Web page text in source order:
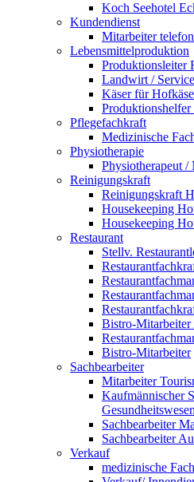
Koch Seehotel
Kundendienst
Mitarbeiter
Lebensmittelproduktion
Produktionsleiter
Landwirt /
Käser für Hofkäse
Produktionshelfer
Pflegefachkraft
Medizinische
Physiotherapie
Physiotherapeut /
Reinigungskraft
Reinigungskraft
Housekeeping
Housekeeping
Restaurant
Stellv.
Bistro-Mitarbeiter
Bistro-Mitarbeiter
Sachbearbeiter
Mitarbeiter
Kaufmännischer
Gesundheitswesen
Sachbearbeiter
Sachbearbeiter
Verkauf
medizinische